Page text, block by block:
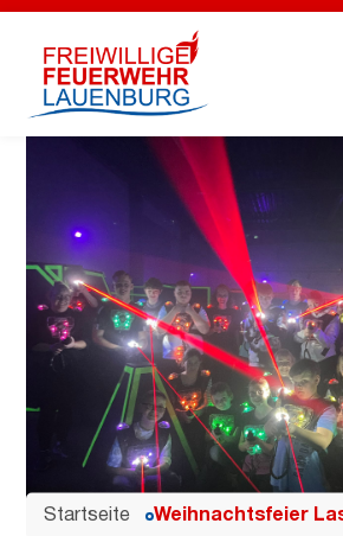
Startseite Weihnachtsfeier